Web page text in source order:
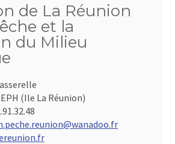
de La Réunion
et la
du Milieu
(Ile La Réunion)